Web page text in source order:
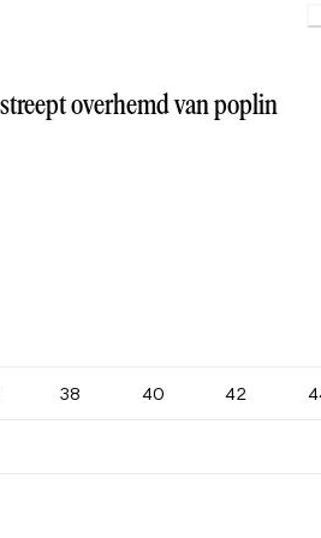
overhemd van poplin
38 40 42